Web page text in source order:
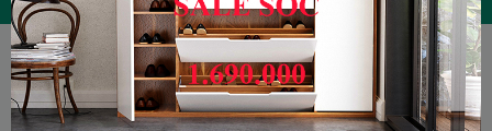
HOME Tâm Lý - Kỹ Năng Sống
Đi Tìm Lẽ
Sống